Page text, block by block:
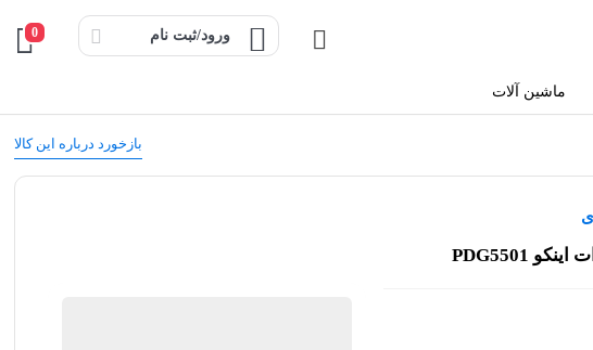
ورود/ثبت نام 0
ماشین آلات
بازخورد درباره این کالا